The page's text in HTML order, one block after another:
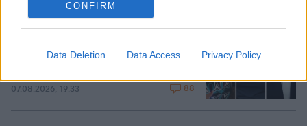
CONFIRM
Data Deletion Data Access Privacy Policy
Νέες καταγγελίες στην Ελπίδα για τη
Δημοκρατία: Γρατσία, Γαλανός,
μετέτρεψαν σε φοβικό αρχηγικό
07.08.2026, 19:33 88